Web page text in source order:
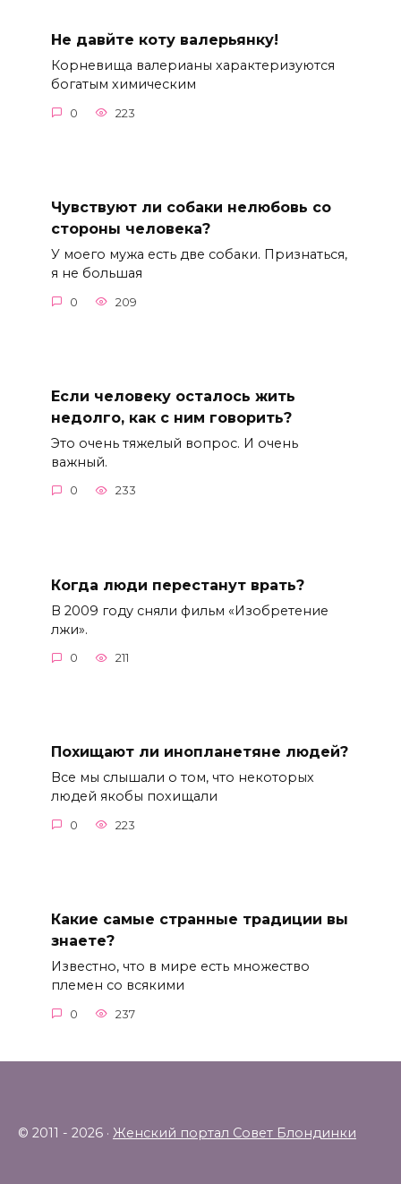
Не давйте коту валерьянку!
Корневища валерианы характеризуются
богатым химическим
0 223
Чувствуют ли собаки нелюбовь со
стороны человека?
У моего мужа есть две собаки. Признаться,
я не большая
0 209
Если человеку осталось жить
недолго, как с ним говорить?
Это очень тяжелый вопрос. И очень
важный.
0 233
Когда люди перестанут врать?
В 2009 году сняли фильм «Изобретение
лжи».
0 211
Похищают ли инопланетяне людей?
Все мы слышали о том, что некоторых
людей якобы похищали
0 223
Какие самые странные традиции вы
знаете?
Известно, что в мире есть множество
племен со всякими
0 237
© 2011 - 2026 · Женский портал Совет Блондинки